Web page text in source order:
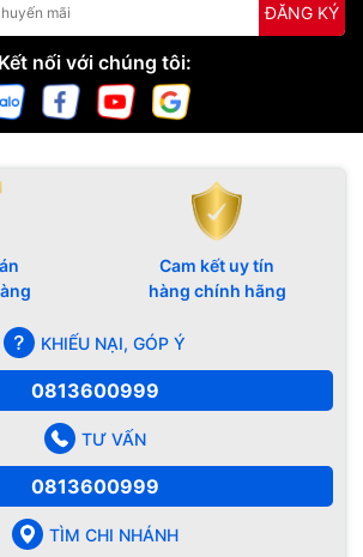
ĐĂNG KÝ
Kết nối với chúng tôi:
Cam kết uy tín
hàng chính hãng
KHIẾU NẠI, GÓP Ý
0813600999
TƯ VẤN
0813600999
TÌM CHI NHÁNH